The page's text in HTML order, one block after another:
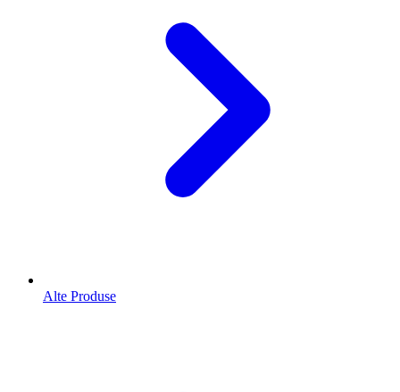
Alte Produse